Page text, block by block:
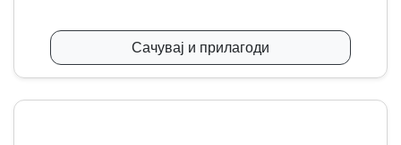
Сачувај и прилагоди